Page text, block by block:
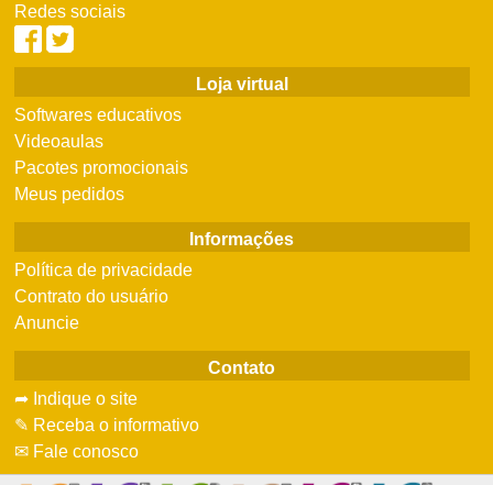
Redes sociais
Loja virtual
Softwares educativos
Videoaulas
Pacotes promocionais
Meus pedidos
Informações
Política de privacidade
Contrato do usuário
Anuncie
Contato
➦ Indique o site
✎ Receba o informativo
✉ Fale conosco